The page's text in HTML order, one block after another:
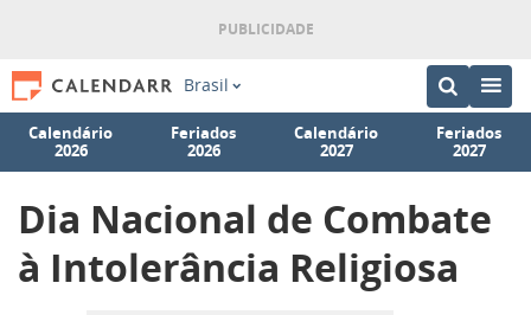
Brasil
Calendário
2026
Feriados
2026
Calendário
2027
Feriados
2027
Dia Nacional de Combate
à Intolerância Religiosa